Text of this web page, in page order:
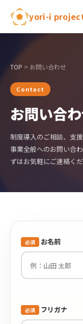
yori-i
TOP > お問い合わせ
Contact
お問い合
制度導入のご相談、支
事業全般へのお問い合
ずはお気軽にご連絡くだ
必須 お名前
必須 フリガナ